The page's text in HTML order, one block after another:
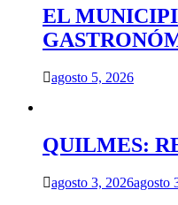
EL
agosto 5, 2026
QUILMES:
agosto 3, 2026agosto